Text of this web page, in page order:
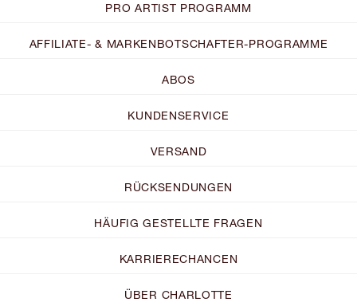
PRO ARTIST PROGRAMM
AFFILIATE- & MARKENBOTSCHAFTER-PROGRAMME
ABOS
KUNDENSERVICE
VERSAND
RÜCKSENDUNGEN
HÄUFIG GESTELLTE FRAGEN
KARRIERECHANCEN
ÜBER CHARLOTTE